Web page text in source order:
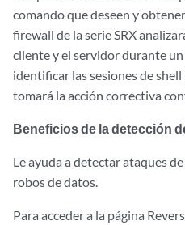
comando que deseen y
firewall de la serie SRX
cliente y el servidor durante
identificar las sesiones de
tomará la acción correctiva
Beneficios de la detección
Le ayuda a detectar ataques
robos de datos.
Para acceder a la página